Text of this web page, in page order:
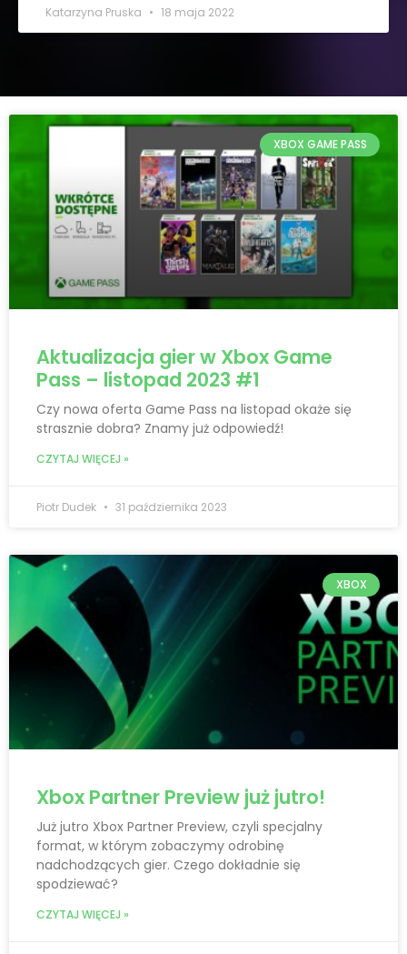
Katarzyna Pruska 18 maja 2022
XBOX GAME PASS
Aktualizacja gier w Xbox Game
Pass – listopad 2023 #1
Czy nowa oferta Game Pass na listopad okaże się
strasznie dobra? Znamy już odpowiedź!
CZYTAJ WIĘCEJ »
Piotr Dudek 31 października 2023
XBOX
Xbox Partner Preview już jutro!
Już jutro Xbox Partner Preview, czyli specjalny
format, w którym zobaczymy odrobinę
nadchodzących gier. Czego dokładnie się
spodziewać?
CZYTAJ WIĘCEJ »